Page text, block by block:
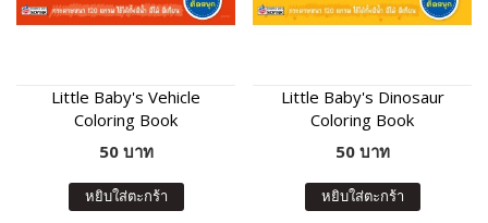
Little Baby's Vehicle
Coloring Book
50 บาท
หยิบใส่ตะกร้า
Little Baby's Dinosaur
Coloring Book
50 บาท
หยิบใส่ตะกร้า